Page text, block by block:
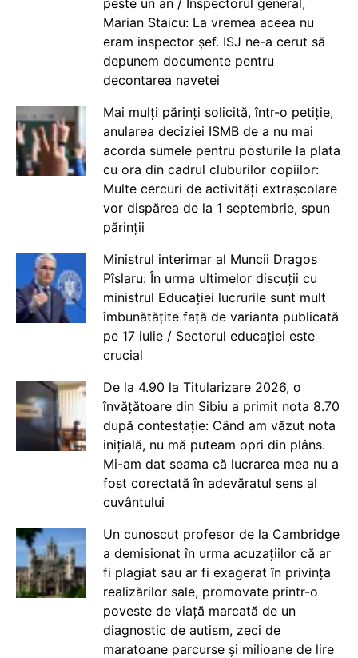
Marian Staicu: La vremea aceea nu
eram inspector șef. ISJ ne-a cerut să
depunem documente pentru
decontarea navetei
Mai mulți părinți solicită, într-o petiție,
anularea deciziei ISMB de a nu mai
acorda sumele pentru posturile la plata
cu ora din cadrul cluburilor copiilor:
Multe cercuri de activități extrașcolare
vor dispărea de la 1 septembrie, spun
părinții
Ministrul interimar al Muncii Dragos
Pîslaru: În urma ultimelor discuții cu
ministrul Educației lucrurile sunt mult
îmbunătățite față de varianta publicată
pe 17 iulie / Sectorul educației este
crucial
De la 4.90 la Titularizare 2026, o
învățătoare din Sibiu a primit nota 8.70
după contestație: Când am văzut nota
inițială, nu mă puteam opri din plâns.
Mi-am dat seama că lucrarea mea nu a
fost corectată în adevăratul sens al
cuvântului
Un cunoscut profesor de la Cambridge
a demisionat în urma acuzațiilor că ar
fi plagiat sau ar fi exagerat în privința
realizărilor sale, promovate printr-o
poveste de viață marcată de un
diagnostic de autism, zeci de
maratoane parcurse și milioane de lire